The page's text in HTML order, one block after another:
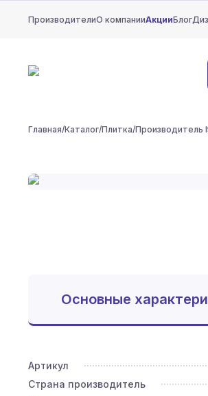
ПроизводителиО компанииАкцииБлог
Главная/Каталог/Плитка/Производитель
Основные
Артикул
Страна производитель